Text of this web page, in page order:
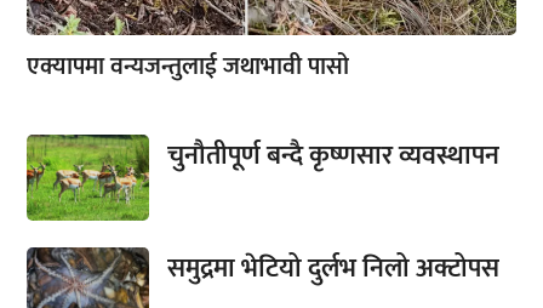
एक्यापमा वन्यजन्तुलाई जथाभावी पासो
चुनौतीपूर्ण बन्दै कृष्णसार व्यवस्थापन
समुद्रमा भेटियो दुर्लभ निलो अक्टोपस